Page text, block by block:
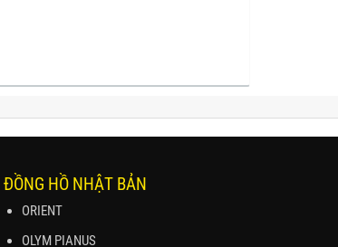
ĐỒNG HỒ NHẬT BẢN
ORIENT
OLYM PIANUS